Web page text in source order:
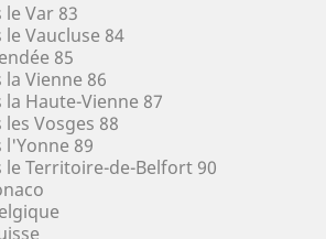
Var 83
Vaucluse 84
85
Vienne 86
Haute-Vienne 87
Vosges 88
89
Territoire-de-Belfort 90